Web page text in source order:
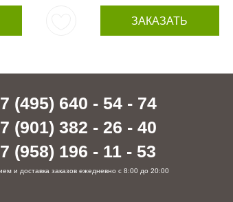
ЗАКАЗАТЬ
(495) 640 - 54 - 74
(901) 382 - 26 - 40
(958) 196 - 11 - 53
и доставка заказов ежедневно с 8:00 до 20:00